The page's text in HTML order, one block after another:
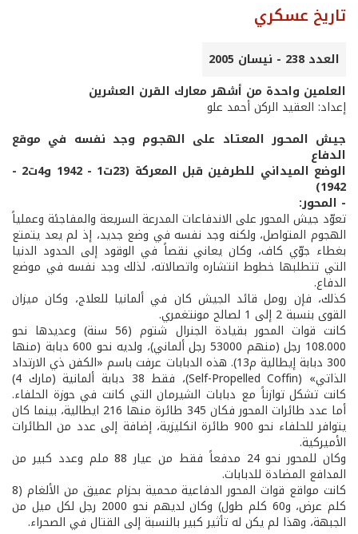
تاريخ عسكري
العدد 238 - نيسان 2005
العلمين واحدة من أشهر معارك القرن العشرين
إعداد: العقيد الركن أحمد علو
جيـش المحـور المعتـاد على الهجـوم وجد نفسه في موقع
الدفاع
الوضع الميداني للطرفين قبل المعركة (23ت1 - 1942 و4ت2 -
1942)
- المحور:
تعوّد جيش المحور على الاندفاعات المدرعة السريعة والمفاجئة وعملياً
الهجوم المتواصل، ولكنه وجد نفسه في وضع جديد، إذ لم يعد يتمتع
بغطاء جوّي كاف، وكان يعاني نقصاً في الوقود إلى الحدود الدنيا
التي تتطلبها خطوط انتشاره واتصالاته، لذلك وجد نفسه في موضع
الدفاع.
كذلك، فإن رومل قائد الجيش كان في ألمانيا للعلاج، وكان ميزان
القوى بنسبة 2 إلى 1 لصالح مونتغمري.
كانت قوات المحور بقيادة الجنرال شتوم (56 سنة) وعديدها نحو
108.000 رجل (منهم 53000 رجل ألماني)، ولديه نحو 600 دبابة (منها
300 دبابة إيطالية م13). هذه الدبابات عرفت باسم «الكفن ذي الارتداد
الذاتي» (Self-Propelled Coffin)، فقط 38 دبابة ألمانية (مارك 4)
كانت تشكل توازناً مع دبابات الشيرمان التي كانت في حوزة الحلفاء.
أما عدد طائرات المحور فكان 345 طائرة منها 216 ايطالية، بينما كان
يتوافر للحلفاء نحو 900 طائرة انكليزية، إضافة إلى عدد من الطائرات
الأميركية.
وكان للمحور نحو 24 مدفعاً فقط من عيار 88 ملم وعدد كبير من
المدافع المضادة للدبابات.
كانت مواقع قوات المحور الدفاعية محمية بحزام عميق من الألغام (8
كلم عرض، و60 كلم طول) وكان لديهم نحو 2000 رجل لكل ميل من
الجبهة، وهذا لم يكن له تأثير كبير بالنسبة إلى القتال في الصحراء.